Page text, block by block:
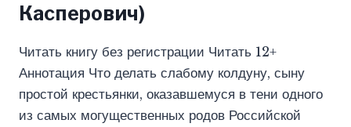
Касперович)
Читать книгу без регистрации Читать 12+
Аннотация Что делать слабому колдуну, сыну
простой крестьянки, оказавшемуся в тени одного
из самых могущественных родов Российской